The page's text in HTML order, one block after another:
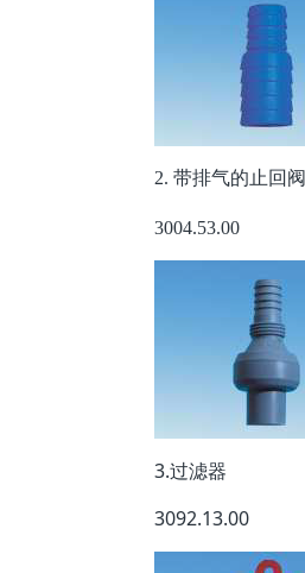
2. 带排气的止回阀
3004.53.00
3.过滤器
3092.13.00